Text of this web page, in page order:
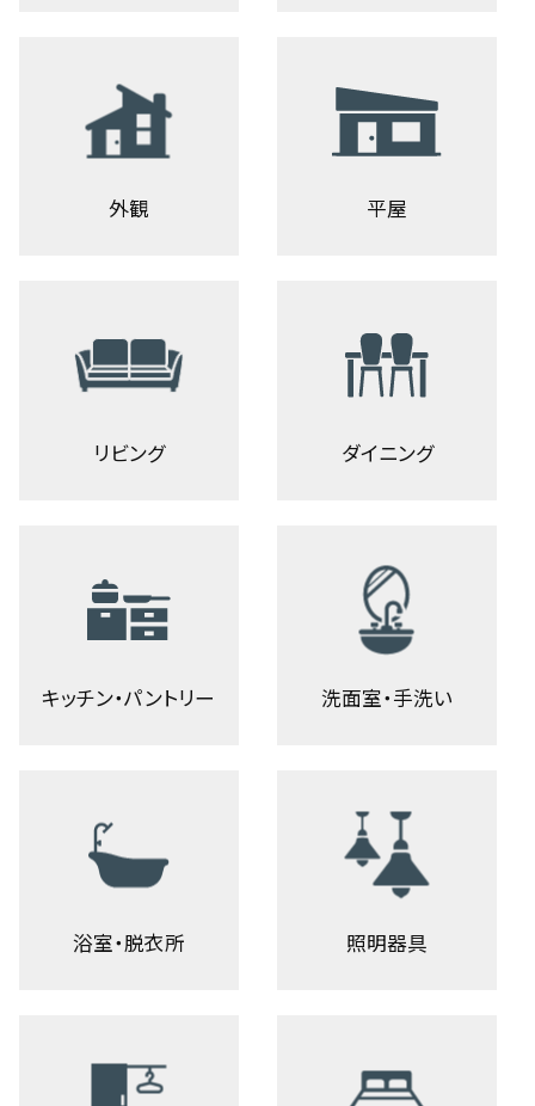
外観 平屋
リビング ダイニング
キッチン・パントリー 洗面室・手洗い
浴室・脱衣所 照明器具